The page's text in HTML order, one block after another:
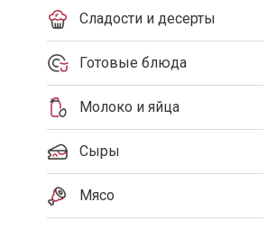
Сладости и десерты
Готовые блюда
Молоко и яйца
Сыры
Мясо